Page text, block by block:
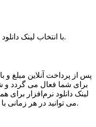
با انتخاب لینک دانلود محصول با هدایت به بانک پرداخت کنید.
پس از پرداخت آنلاین مبلغ و
برای شما فعال می گردد و
لینک دانلود نرم‌افزار
می توانید در هر زمانی با مراجعه به سایت اقدام به دانلود نمایید.